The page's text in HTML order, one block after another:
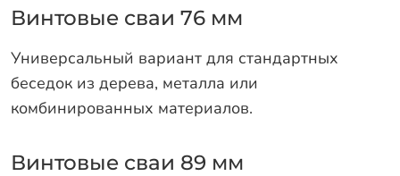
Винтовые сваи 76 мм
Универсальный вариант для стандартных
беседок из дерева, металла или
комбинированных материалов.
Винтовые сваи 89 мм